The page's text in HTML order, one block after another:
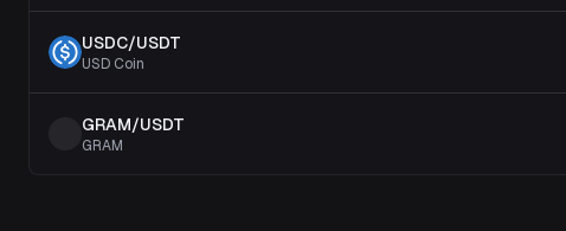
USDC/USDT
USD Coin
GRAM/USDT
GRAM